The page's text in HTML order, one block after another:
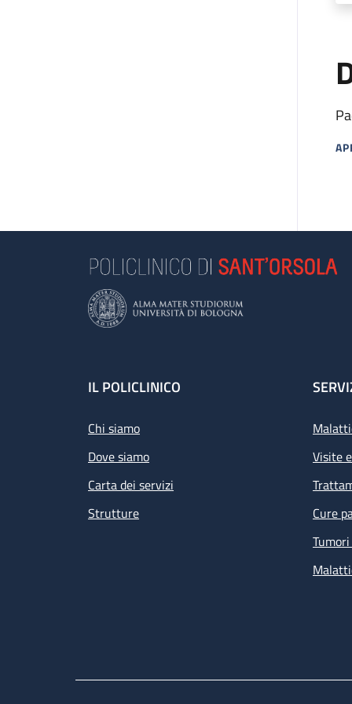
Footer
IL POLICLINICO
Chi siamo
Dove siamo
Carta dei servizi
Strutture
Visite
Cure